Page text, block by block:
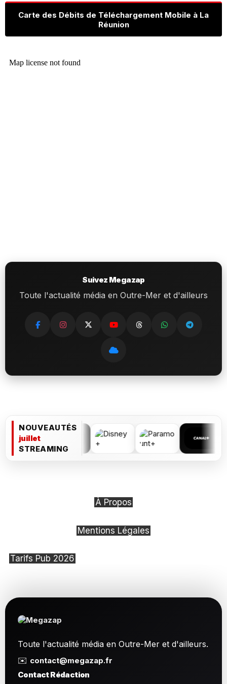
Carte des Débits de Téléchargement Mobile à La
Réunion
Suivez Megazap
Toute l'actualité média en Outre-Mer et d'ailleurs
NOUVEAUTÉS
juillet
STREAMING
À Propos
Mentions Légales
Tarifs Pub 2026
Toute l'actualité média en Outre-Mer et d'ailleurs.
✉️ contact@megazap.fr
Contact Rédaction